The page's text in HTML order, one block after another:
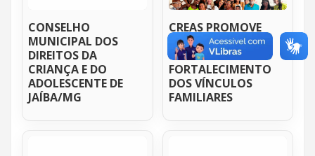
CONSELHO
MUNICIPAL DOS
DIREITOS DA
CRIANÇA E DO
ADOLESCENTE DE
JAÍBA/MG
CREAS PROMOVE
CAFÉ DA MANHÃ
COM FOCO NO
FORTALECIMENTO
DOS VÍNCULOS
FAMILIARES